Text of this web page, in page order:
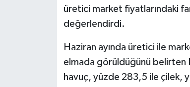
üretici market fiyatlarındaki
değerlendirdi.
Haziran ayında üretici ile
elmada görüldüğünü belirten
havuç, yüzde 283,5 ile çilek,